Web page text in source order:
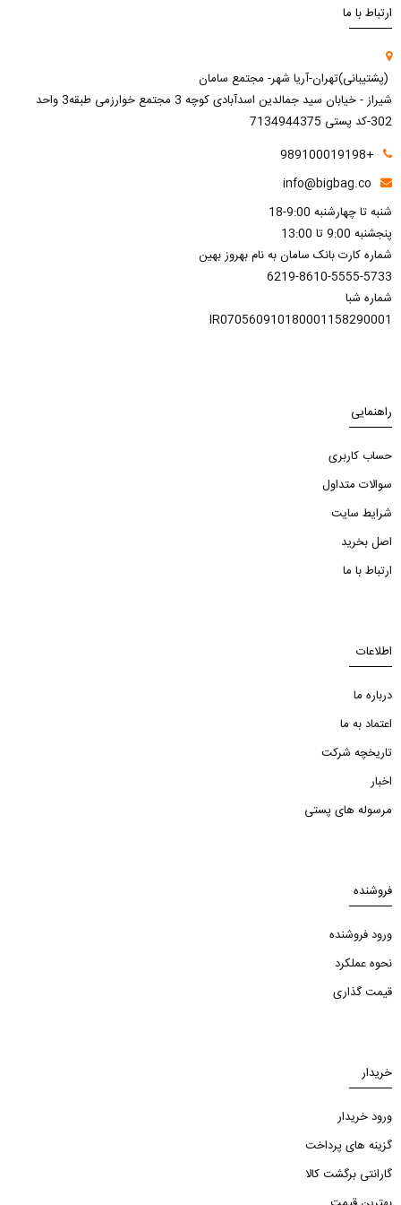
ارتباط با ما
(پشتیبانی)تهران-آریا شهر- مجتمع سامان
شیراز - خیابان سید جمالدین اسدآبادی کوچه 3 مجتمع خوارزمی طبقه3 واحد
302-کد پستی 7134944375
+989100019198
info@bigbag.co
شنبه تا چهارشنبه 9:00-18
پنجشنبه 9:00 تا 13:00
شماره کارت بانک سامان به نام بهروز بهین
6219-8610-5555-5733
شماره شبا
IR070560910180001158290001
راهنمایی
حساب کاربری
سوالات متداول
شرایط سایت
اصل بخرید
ارتباط با ما
اطلاعات
درباره ما
اعتماد به ما
تاریخچه شرکت
اخبار
مرسوله های پستی
فروشنده
ورود فروشنده
نحوه عملکرد
قیمت گذاری
خریدار
ورود خریدار
گزینه های پرداخت
گارانتی برگشت کالا